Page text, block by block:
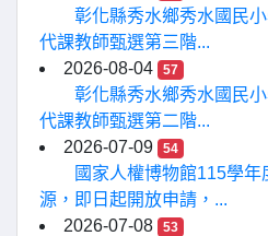
彰化縣秀水鄉秀水國民
代課教師甄選第三階...
2026-08-04
57
彰化縣秀水鄉秀水國民
代課教師甄選第二階...
2026-07-09
54
國家人權博物館115學
源，即日起開放申請，...
2026-07-08
53